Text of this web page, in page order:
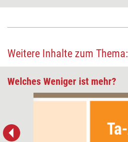
Weitere Inhalte zum Thema:
Welches Weniger ist mehr?